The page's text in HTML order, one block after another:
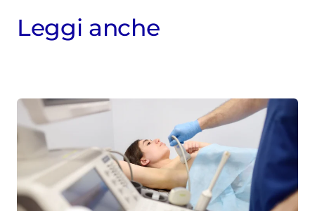
Leggi anche